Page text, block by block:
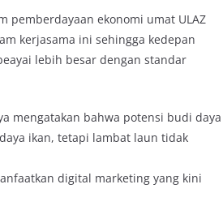
pemberdayaan ekonomi umat ULAZ
kerjasama ini sehingga kedepan
lebih besar dengan standar
mengatakan bahwa potensi budi daya
ikan, tetapi lambat laun tidak
digital marketing yang kini